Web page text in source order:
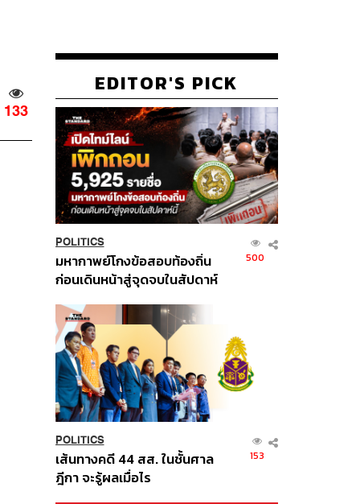
133
EDITOR'S PICK
POLITICS
มหากาพย์โกงข้อสอบท้องถิ่น
ก่อนเดินหน้าสู่จุดจบในสัปดาห์
500
POLITICS
เส้นทางคดี 44 สส. ในชั้นศาล
ฎีกา จะรู้ผลเมื่อไร
153